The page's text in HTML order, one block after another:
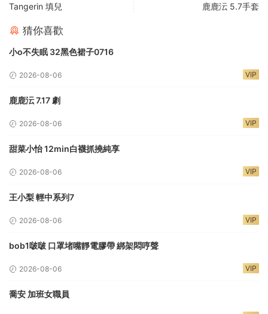
Tangerin 填兒 鹿鹿沄 5.7手套
猜你喜歡
小o不失眠 32黑色裙子0716
2026-08-06 VIP
鹿鹿沄 7.17 劇
2026-08-06 VIP
甜菜小怡 12min白襪抓撓純享
2026-08-06 VIP
王小梨 輕中系列7
2026-08-06 VIP
bob1啵啵 口罩堵嘴靜電膠帶 綁架悶哼聲
2026-08-06 VIP
喬安 加班女職員